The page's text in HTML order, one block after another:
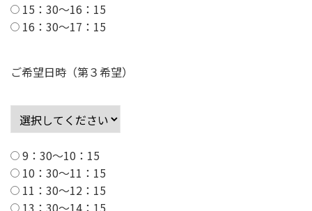
15：30～16：15
16：30～17：15
ご希望日時（第３希望）
9：30～10：15
10：30～11：15
11：30～12：15
13：30～14：15